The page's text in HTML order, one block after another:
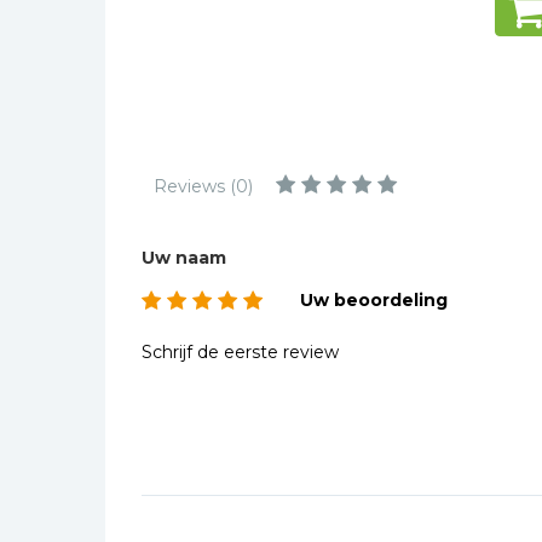
Politiek
Romans
Toeristische kaarten en
Reviews (0)
Uw naam
Uw beoordeling
Schrijf de eerste review